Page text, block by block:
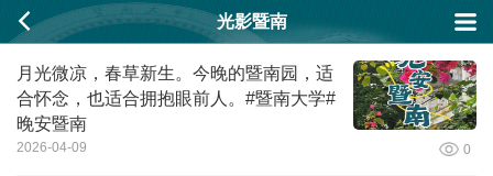
光影暨南
月光微凉，春草新生。今晚的暨南园，适
合怀念，也适合拥抱眼前人。#暨南大学#
晚安暨南
2026-04-09 0